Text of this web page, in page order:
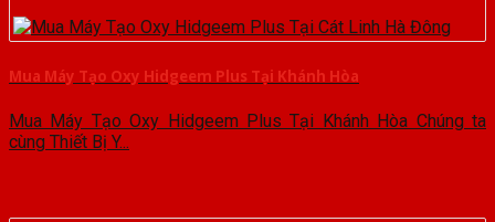
Mua Máy Tạo Oxy Hidgeem Plus Tại Khánh Hòa
Mua Máy Tạo Oxy Hidgeem Plus Tại Khánh Hòa Chúng ta
cùng Thiết Bị Y...